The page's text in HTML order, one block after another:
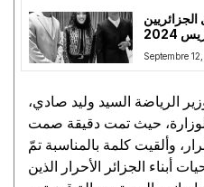
2024
Septembre
الرياضة السيد وليد صادي،
حيث تمت دقيقة صمت
وألقيت كلمة بالمناسبة تمّ
أبناء الجزائر الأحرار الذين